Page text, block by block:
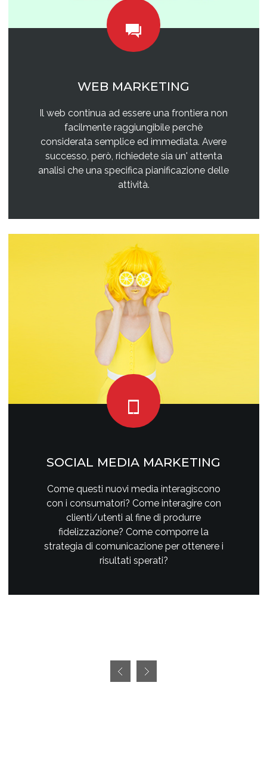
WEB MARKETING
Il web continua ad essere una frontiera non
facilmente raggiungibile perchè
considerata semplice ed immediata. Avere
successo, però, richiedete sia un' attenta
analisi che una specifica pianificazione delle
attività.
SOCIAL MEDIA MARKETING
Come questi nuovi media interagiscono
con i consumatori? Come interagire con
clienti/utenti al fine di produrre
fidelizzazione? Come comporre la
strategia di comunicazione per ottenere i
risultati sperati?